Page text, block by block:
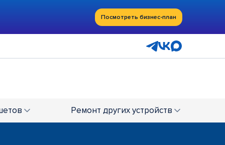
Посмотреть бизнес-план
Ремонт других устройств